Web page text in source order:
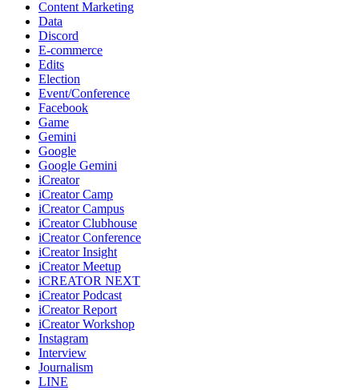
Content Marketing
Data
Discord
E-commerce
Edits
Election
Event/Conference
Facebook
Game
Gemini
Google
Google Gemini
iCreator
iCreator Camp
iCreator Campus
iCreator Clubhouse
iCreator Conference
iCreator Insight
iCreator Meetup
iCREATOR NEXT
iCreator Podcast
iCreator Report
iCreator Workshop
Instagram
Interview
Journalism
LINE